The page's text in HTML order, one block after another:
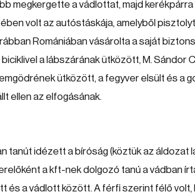
megkergette a vádlottat, majd
volt az autóstáskája, amelyből
Romániában vásárolta a saját
biciklivel a lábszárának ütközött, M.
ütközött, a fegyver elsült és a
ellen az elfogásának.
tanút idézett a bíróság (köztük az áldozat
a kft-nek dolgozó tanú a vádban
és a vádlott között. A férfi szerint félő